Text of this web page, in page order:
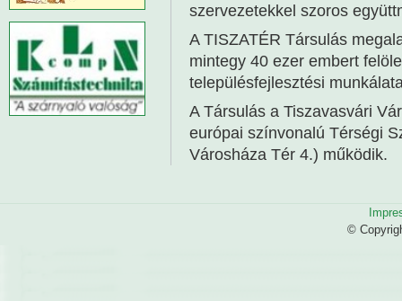
szervezetekkel szoros
A TISZATÉR Társulás
mintegy 40 ezer embert
településfejlesztési
A Társulás a Tiszavasvári
európai színvonalú Térségi
Városháza Tér 4.) működik.
©